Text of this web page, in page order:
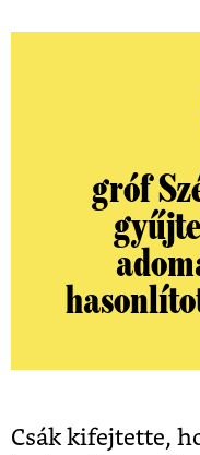
gróf
Csák kifejtette,